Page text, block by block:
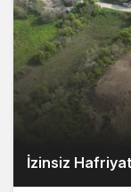
İzinsiz